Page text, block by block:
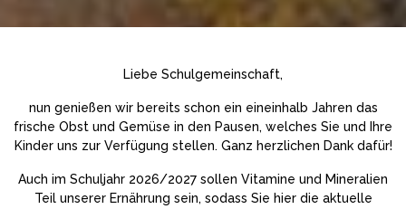
Liebe Schulgemeinschaft,
nun genießen wir bereits schon ein eineinhalb Jahren das
frische Obst und Gemüse in den Pausen, welches Sie und Ihre
Kinder uns zur Verfügung stellen. Ganz herzlichen Dank dafür!
Auch im Schuljahr 2026/2027 sollen Vitamine und Mineralien
Teil unserer Ernährung sein, sodass Sie hier die aktuelle